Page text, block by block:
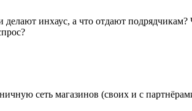
инхаус, а что отдают
сеть магазинов (своих и с